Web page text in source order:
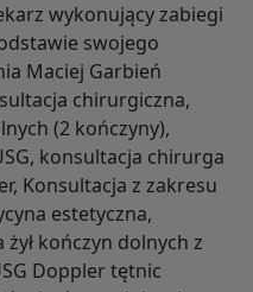
wykonujący zabiegi
swojego
Maciej Garbień
chirurgiczna,
(2 kończyny),
konsultacja chirurga
Konsultacja z zakresu
estetyczna,
kończyn dolnych z
Doppler tętnic